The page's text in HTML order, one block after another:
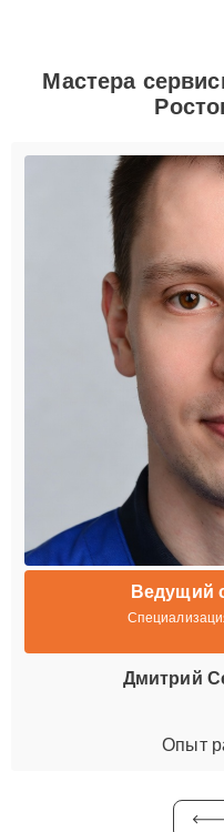
Мастера
Ведущий
Дмитрий
Опыт